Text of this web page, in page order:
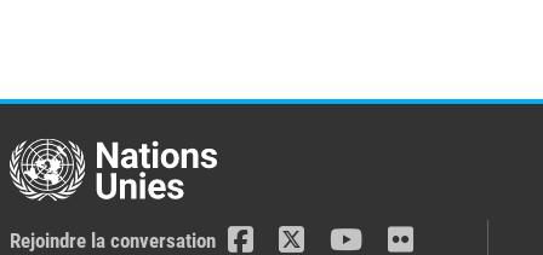
Rejoindre la conversation